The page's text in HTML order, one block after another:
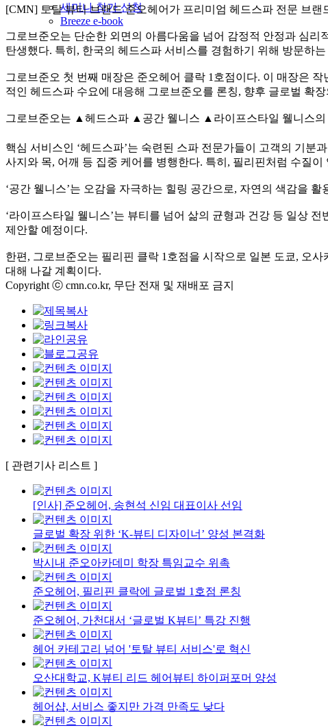
세미나 참가 신청
Breeze e-book
[CMN] 토탈 뷰티 브랜드 준오헤어가 프리미엄 헤드스파 전문 브랜
그로브준오는 단순한 외면의 아름다움을 넘어 감정적 안정과 심리
탄생했다. 특히, 한국의 헤드스파 서비스를 경험하기 위해 방문하
그로브준오 첫 번째 매장은 준오헤어 클락 1호점이다. 이 매장은
적인 헤드스파 수요에 대응해 그로브준오를 론칭, 향후 글로벌 확
그로브준오는 ▲헤드스파 ▲공간 웰니스 ▲라이프스타일 웰니스의
핵심 서비스인 ‘헤드스파’는 숙련된 스파 전문가들이 고객의 기
사지와 목, 어깨 등 집중 케어를 병행한다. 특히, 필리핀처럼 수질
‘공간 웰니스’는 오감을 자극하는 힐링 공간으로, 자연의 색감을
‘라이프스타일 웰니스’는 뷰티를 넘어 삶의 균형과 건강 등 일상
제안할 예정이다.
한편, 그로브준오는 필리핀 클락 1호점을 시작으로 일본 도쿄, 오
대해 나갈 계획이다.
Copyright ⓒ cmn.co.kr, 무단 전재 및 재배포 금지
[ 관련기사 리스트 ]
[인사] 준오헤어, 송현석 신임 대표이사 선임
글로벌 확장 위한 ‘K-뷰티 디자이너’ 양성 본격화
박시내 준오아카데미 학장 특임교수 위촉
준오헤어, 필리핀 클락에 글로벌 1호점 론칭
준오헤어, 가천대서 ‘글로벌 K뷰티’ 특강 진행
헤어 카테고리 넘어 '토탈 뷰티 서비스'로 혁신
오산대학교, K뷰티 리드 헤어뷰티 하이퍼포머 양성
헤어샵, 서비스 좋지만 가격 만족도 낮다